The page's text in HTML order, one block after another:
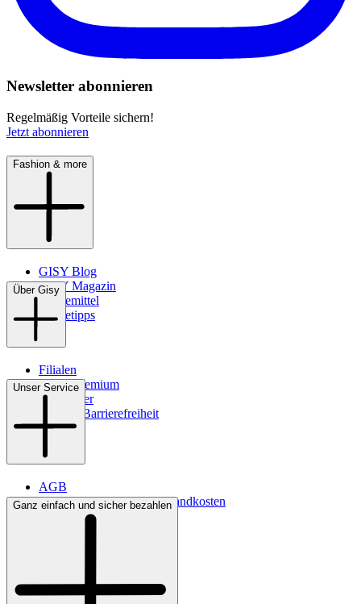
Newsletter abonnieren
Regelmäßig Vorteile sichern!
Jetzt abonnieren
Fashion & more
GISY Blog
GISY Magazin
Pflegemittel
Pflegetipps
Über Gisy
Filialen
WMS-Premium
Newsletter
Digitale Barrierefreiheit
Unser Service
AGB
Lieferbedingungen & Versandkosten
Bezahlung
Ganz einfach und sicher bezahlen